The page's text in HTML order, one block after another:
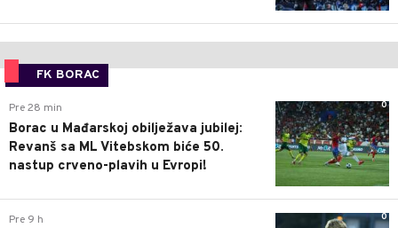
FK BORAC
0
Pre 28 min
Borac u Mađarskoj obilježava jubilej:
Revanš sa ML Vitebskom biće 50.
nastup crveno-plavih u Evropi!
0
Pre 9 h